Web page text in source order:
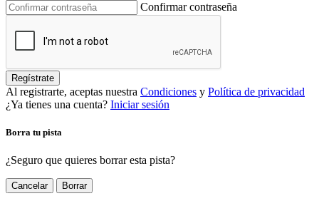
Confirmar contraseña
Regístrate
Al registrarte, aceptas nuestra Condiciones y Política de privacidad
¿Ya tienes una cuenta? Iniciar sesión
Borra tu pista
¿Seguro que quieres borrar esta pista?
Cancelar Borrar